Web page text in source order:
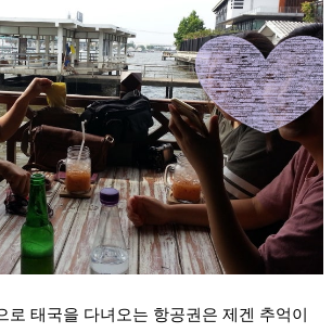
로 태국을 다녀오는 항공권은 제겐 추억이